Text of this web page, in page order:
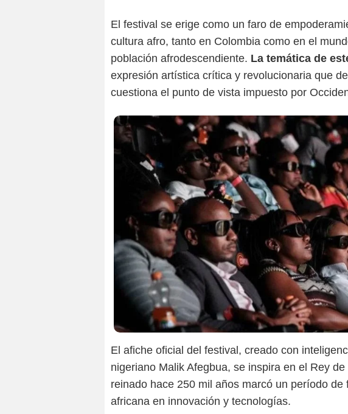
El festival se erige como un faro de
cultura afro, tanto en Colombia como en el
población afrodescendiente. La temática de
expresión artística crítica y revolucionaria que
cuestiona el punto de vista impuesto por
El afiche oficial del festival, creado con
nigeriano Malik Afegbua, se inspira en el Rey
reinado hace 250 mil años marcó un período
africana en innovación y tecnologías.
Colombia Visible